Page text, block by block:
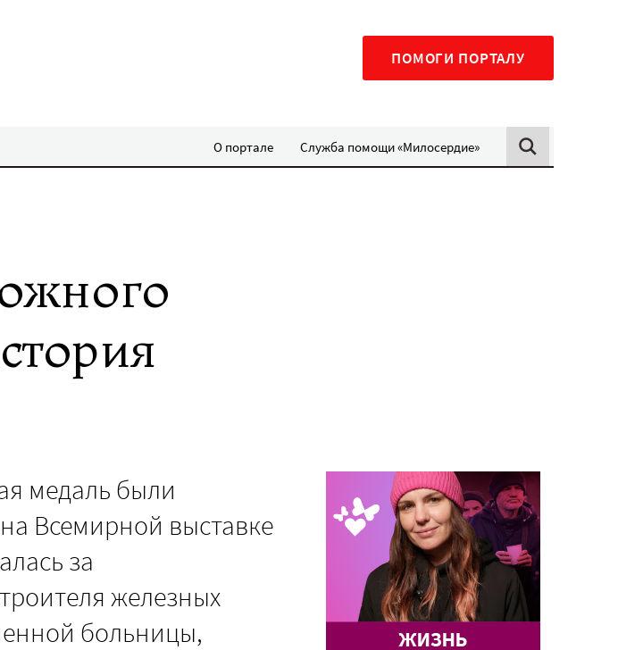
ПОМОГИ ПОРТАЛУ
О портале Служба помощи «Милосердие»
медаль были
Всемирной выставке
за
железных
больницы,